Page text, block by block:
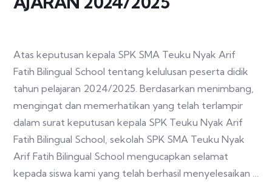
Atas keputusan kepala SPK SMA Teuku Nyak Arif
Fatih Bilingual School tentang kelulusan peserta didik
tahun pelajaran 2024/2025. Berdasarkan menimbang,
mengingat dan memerhatikan yang telah terlampir
dalam surat keputusan kepala SPK Teuku Nyak Arif
Fatih Bilingual School, sekolah SPK SMA Teuku Nyak
Arif Fatih Bilingual School mengucapkan selamat
kepada siswa kami yang telah berhasil menyelesaikan …